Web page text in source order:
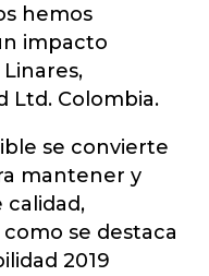
hemos
impacto
Ltd. Colombia.
se convierte
mantener y
calidad,
se destaca
2019